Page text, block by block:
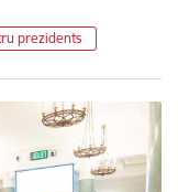
prezidents